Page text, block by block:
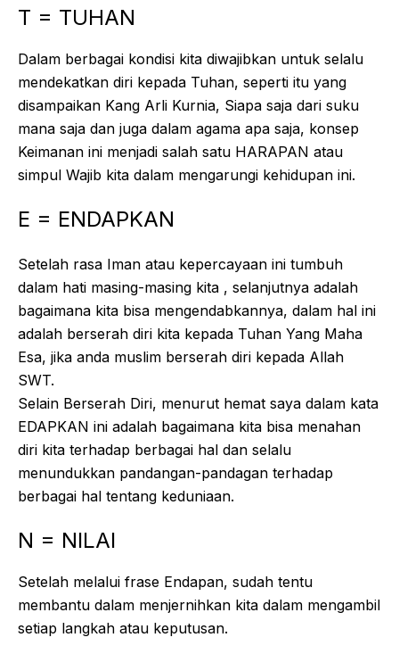
T = TUHAN
Dalam berbagai kondisi kita diwajibkan untuk selalu
mendekatkan diri kepada Tuhan, seperti itu yang
disampaikan Kang Arli Kurnia, Siapa saja dari suku
mana saja dan juga dalam agama apa saja, konsep
Keimanan ini menjadi salah satu HARAPAN atau
simpul Wajib kita dalam mengarungi kehidupan ini.
E = ENDAPKAN
Setelah rasa Iman atau kepercayaan ini tumbuh
dalam hati masing-masing kita , selanjutnya adalah
bagaimana kita bisa mengendabkannya, dalam hal ini
adalah berserah diri kita kepada Tuhan Yang Maha
Esa, jika anda muslim berserah diri kepada Allah
SWT.
Selain Berserah Diri, menurut hemat saya dalam kata
EDAPKAN ini adalah bagaimana kita bisa menahan
diri kita terhadap berbagai hal dan selalu
menundukkan pandangan-pandagan terhadap
berbagai hal tentang keduniaan.
N = NILAI
Setelah melalui frase Endapan, sudah tentu
membantu dalam menjernihkan kita dalam mengambil
setiap langkah atau keputusan.